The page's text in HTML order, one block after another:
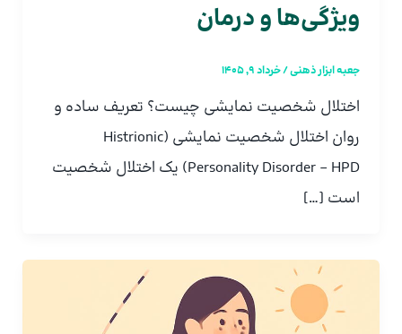
ویژگی‌ها و درمان
جعبه ابزار ذهنی/خرداد 9, 1405
اختلال شخصیت نمایشی چیست؟ تعریف ساده و
روان اختلال شخصیت نمایشی (Histrionic
Personality Disorder – HPD) یک اختلال شخصیت
است […]